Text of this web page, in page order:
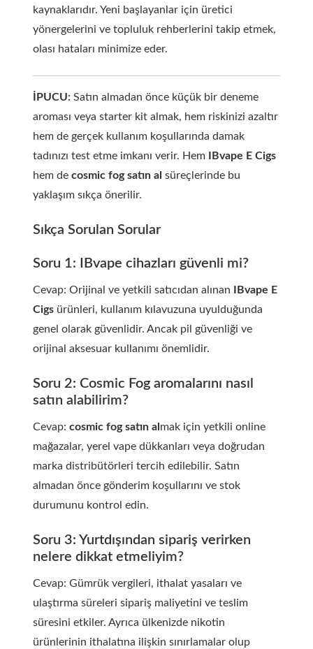
kaynaklarıdır. Yeni başlayanlar için üretici
yönergelerini ve topluluk rehberlerini takip etmek,
olası hataları minimize eder.
İPUCU: Satın almadan önce küçük bir deneme
aroması veya starter kit almak, hem riskinizi azaltır
hem de gerçek kullanım koşullarında damak
tadınızı test etme imkanı verir. Hem
IBvape E Cigs
hem de cosmic fog satın al süreçlerinde bu
yaklaşım sıkça önerilir.
Sıkça Sorulan Sorular
Soru 1: IBvape cihazları güvenli mi?
Cevap: Orijinal ve yetkili satıcıdan alınan
IBvape E
Cigs ürünleri, kullanım kılavuzuna uyulduğunda
genel olarak güvenlidir. Ancak pil güvenliği ve
orijinal aksesuar kullanımı önemlidir.
Soru 2: Cosmic Fog aromalarını nasıl
satın alabilirim?
Cevap: cosmic fog satın al mak için yetkili online
mağazalar, yerel vape dükkanları veya doğrudan
marka distribütörleri tercih edilebilir. Satın
almadan önce gönderim koşullarını ve stok
durumunu kontrol edin.
Soru 3: Yurtdışından sipariş verirken
nelere dikkat etmeliyim?
Cevap: Gümrük vergileri, ithalat yasaları ve
ulaştırma süreleri sipariş maliyetini ve teslim
süresini etkiler. Ayrıca ülkenizde nikotin
ürünlerinin ithalatına ilişkin sınırlamalar olup